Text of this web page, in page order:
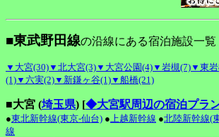
■東武野田線の沿線にある宿泊施設一覧
▼大宮(30)▼北大宮(3)▼大宮公園(4)▼岩槻(7)▼東岩
(1)▼六実(2)▼新鎌ヶ谷(1)▼船橋(21)
■大宮 (埼玉県) [◆大宮駅周辺の宿泊プラ
●東北新幹線(東京-仙台) ●上越新幹線 ●北陸新幹線(
線